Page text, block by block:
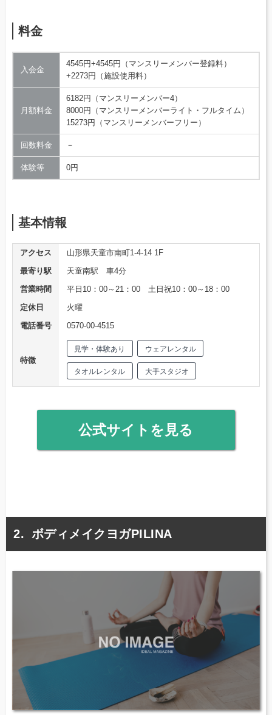
料金
入会金
4545円+4545円（マンスリーメンバー登録料）
+2273円（施設使用料）
月額料金
6182円（マンスリーメンバー4）
8000円（マンスリーメンバーライト・フルタイム）
15273円（マンスリーメンバーフリー）
回数料金 －
体験等 0円
基本情報
アクセス
山形県天童市南町1-4-14 1F
最寄り駅
天童南駅 車4分
営業時間
平日10：00～21：00 土日祝10：00～18：00
定休日
火曜
電話番号
0570-00-4515
特徴
見学・体験あり ウェアレンタル
タオルレンタル 大手スタジオ
公式サイトを見る
ボディメイクヨガPILINA